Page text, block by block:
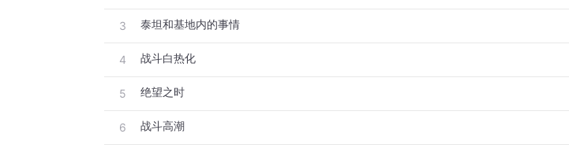
3 泰坦和基地内的事情
4 战斗白热化
5 绝望之时
6 战斗高潮